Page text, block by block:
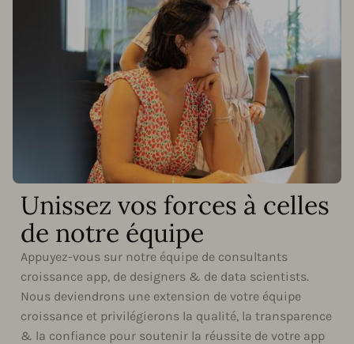
Unissez vos forces à celles
de notre équipe
Appuyez-vous sur notre équipe de consultants
croissance app, de designers & de data scientists.
Nous deviendrons une extension de votre équipe
croissance et privilégierons la qualité, la transparence
& la confiance pour soutenir la réussite de votre app